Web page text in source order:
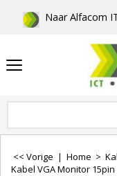
Naar Alfacom
<< Vorige | Home >
Kabel VGA Monitor